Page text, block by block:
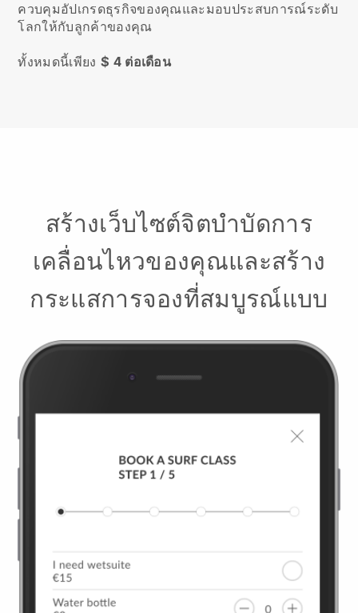
ควบคุมอัปเกรดธุรกิจของคุณและมอบประสบการณ์ระดับ
โลกให้กับลูกค้าของคุณ
ทั้งหมดนี้เพียง $ 4 ต่อเดือน
สร้างเว็บไซต์จิตบำบัดการ
เคลื่อนไหวของคุณและสร้าง
กระแสการจองที่สมบูรณ์แบบ